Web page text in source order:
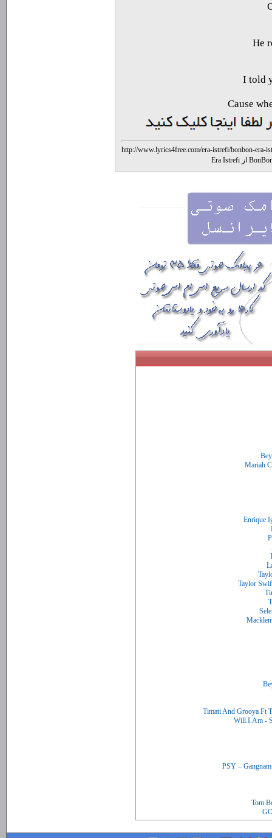
He
I told
Cause
http://www.lyrics4free.com/era-istrefi/bonbon-era-
Timati And Grooya Ft
Tom